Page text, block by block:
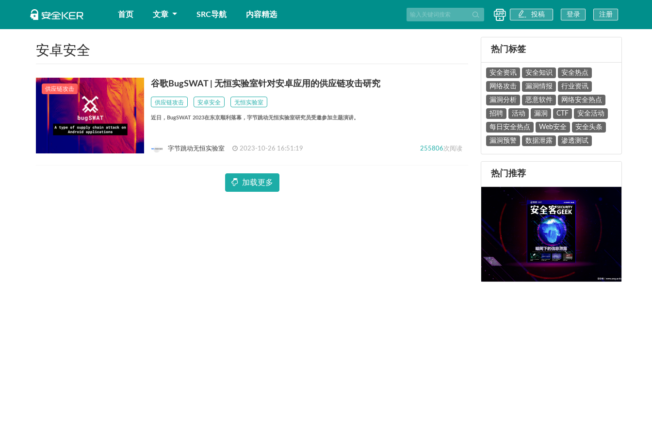
首页 文章 SRC导航 内容精选 投稿 登录 注册
安卓安全
供应链攻击
谷歌BugSWAT | 无恒实验室针对安卓应用的供应链攻击研究
供应链攻击 安卓安全 无恒实验室
近日，BugSWAT 2023在东京顺利落幕，字节跳动无恒实验室研究员受邀参加主题演讲。
字节跳动无恒实验室 2023-10-26 16:51:19 255806次阅读
加载更多
热门标签
安全资讯 安全知识
安全热点
网络攻击
漏洞情报
行业资讯
漏洞分析
恶意软件
网络安全热点
招聘
活动 漏洞 CTF
安全活动
每日安全热点
Web安全
安全头条
漏洞预警
数据泄露 渗透测试
热门推荐